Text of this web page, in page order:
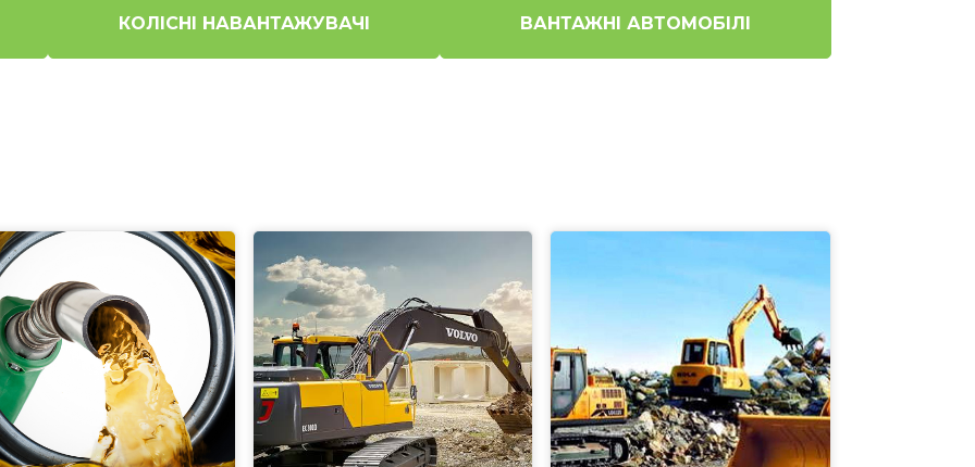
КОЛІСНІ НАВАНТАЖУВАЧІ ВАНТАЖНІ АВТОМОБІЛІ